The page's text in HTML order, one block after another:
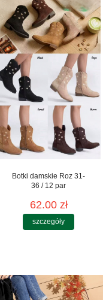
Botki damskie Roz 31-
36 / 12 par
62.00 zł
szczegóły